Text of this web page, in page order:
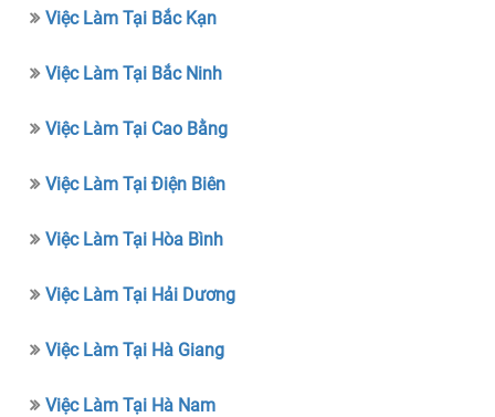
Việc Làm Tại Bắc Kạn
Việc Làm Tại Bắc Ninh
Việc Làm Tại Cao Bằng
Việc Làm Tại Điện Biên
Việc Làm Tại Hòa Bình
Việc Làm Tại Hải Dương
Việc Làm Tại Hà Giang
Việc Làm Tại Hà Nam